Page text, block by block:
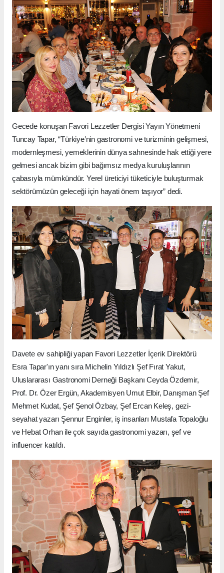
Gecede konuşan Favori Lezzetler Dergisi Yayın Yönetmeni
Tuncay Tapar, “Türkiye’nin gastronomi ve turizminin gelişmesi,
modernleşmesi, yemeklerinin dünya sahnesinde hak ettiği yere
gelmesi ancak bizim gibi bağımsız medya kuruluşlarının
çabasıyla mümkündür. Yerel üreticiyi tüketiciyle buluşturmak
sektörümüzün geleceği için hayati önem taşıyor” dedi.
Davete ev sahipliği yapan Favori Lezzetler İçerik Direktörü
Esra Tapar'ın yanı sıra Michelin Yıldızlı Şef Fırat Yakut,
Uluslararası Gastronomi Derneği Başkanı Ceyda Özdemir,
Prof. Dr. Özer Ergün, Akademisyen Umut Elbir, Danışman Şef
Mehmet Kudat, Şef Şenol Özbay, Şef Ercan Keleş, gezi-
seyahat yazarı Şennur Enginler, iş insanları Mustafa Topaloğlu
ve Hebat Orhan ile çok sayıda gastronomi yazarı, şef ve
influencer katıldı.